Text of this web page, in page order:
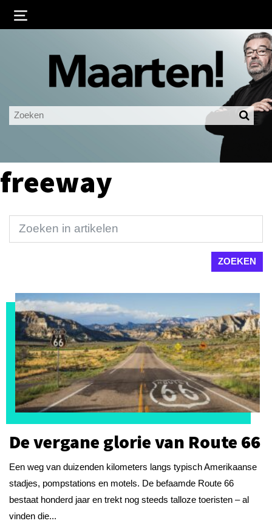
Ingelogd blijven
LOGIN
freeway
De vergane glorie van Route 66
Een weg van duizenden kilometers langs typisch Amerikaanse
stadjes, pompstations en motels. De befaamde Route 66
bestaat honderd jaar en trekt nog steeds talloze toeristen – al
vinden die...